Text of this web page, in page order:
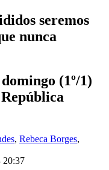
seremos
nunca
(1º/1)
, Rebeca Borges,
20:37